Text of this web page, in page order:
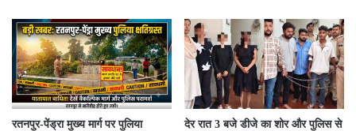
रतनपुर-पेंड्रा मुख्य मार्ग पर पुलिया
देर रात 3 बजे डीजे का शोर और पुलिस से